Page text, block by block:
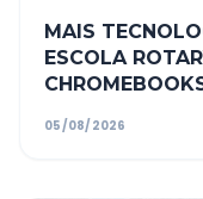
MAIS
ESCOLA
05/08/2026